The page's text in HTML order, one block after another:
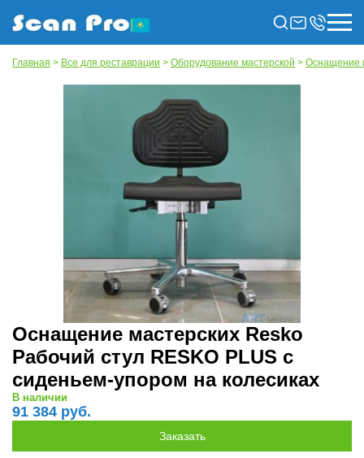
Главная > Все для реставрации > Оборудование мастерской > Оснащение
Оснащение мастерских Resko
Рабочий стул RESKO PLUS с
сиденьем-упором на колесиках
В наличии
91 384 руб.